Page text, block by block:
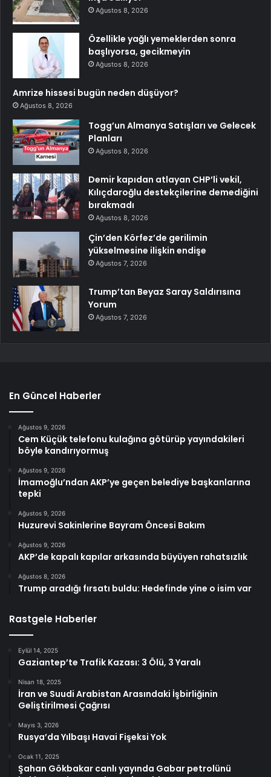
Ağustos 8, 2026
Özellikle yağlı yemeklerden sonra
başlıyorsa, gecikmeyin
Ağustos 8, 2026
Amrize hissesi bugün neden düşüyor?
Ağustos 8, 2026
Togg’un Almanya Satışları ve Gelecek
Planları
Ağustos 8, 2026
Demir kapıdan atlayan CHP’li vekil,
Kılıçdaroğlu destekçilerine demediğini
bırakmadı
Ağustos 8, 2026
Çin’den Körfez’de gerilimin
yükselmesine ilişkin endişe
Ağustos 7, 2026
Trump’tan Beyaz Saray Saldırısına
Yorum
Ağustos 7, 2026
En Güncel Haberler
Ağustos 9, 2026
Cem Küçük telefonu kulağına götürüp yayındakileri
böyle kandırıyormuş
Ağustos 9, 2026
İmamoğlu’ndan AKP’ye geçen belediye başkanlarına
tepki
Ağustos 9, 2026
Huzurevi Sakinlerine Bayram Öncesi Bakım
Ağustos 9, 2026
AKP’de kapalı kapılar arkasında büyüyen rahatsızlık
Ağustos 8, 2026
Trump aradığı fırsatı buldu: Hedefinde yine o isim var
Rastgele Haberler
Eylül 14, 2025
Gaziantep’te Trafik Kazası: 3 Ölü, 3 Yaralı
Nisan 18, 2025
İran ve Suudi Arabistan Arasındaki İşbirliğinin
Geliştirilmesi Çağrısı
Mayıs 3, 2026
Rusya’da Yılbaşı Havai Fişeksi Yok
Ocak 11, 2025
Şahan Gökbakar canlı yayında Gabar petrolünü